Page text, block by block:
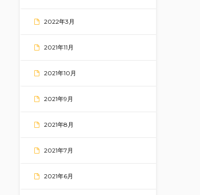
2022年3月
2021年11月
2021年10月
2021年9月
2021年8月
2021年7月
2021年6月